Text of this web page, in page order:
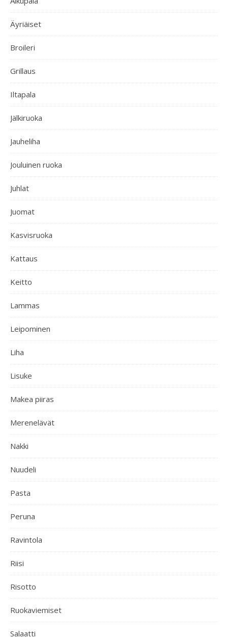
Äyriäiset
Broileri
Grillaus
Iltapala
Jälkiruoka
Jauheliha
Jouluinen ruoka
Juhlat
Juomat
Kasvisruoka
Kattaus
Keitto
Lammas
Leipominen
Liha
Lisuke
Makea piiras
Merenelävät
Nakki
Nuudeli
Pasta
Peruna
Ravintola
Riisi
Risotto
Ruokaviemiset
Salaatti